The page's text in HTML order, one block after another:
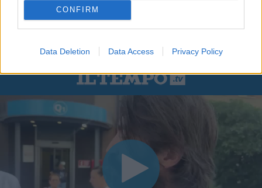
CONFIRM
Data Deletion Data Access Privacy Policy